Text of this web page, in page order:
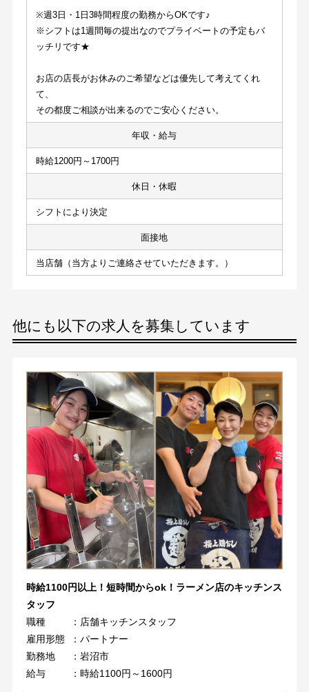
※週3日・1日3時間程度の勤務からOKです♪
※シフトは1週間毎の提出なのでプライベートの予定もバ
ッチリです★
お店の店長がお休みのご希望などは優先して考えてくれ
て、
その都度ご相談が出来るのでご安心ください。
年収・給与
時給1200円～1700円
休日・休暇
シフトにより決定
面接地
当店舗（当方よりご連絡させていただきます。）
他にも以下の求人を募集しています
時給1100円以上！短時間からok！ラーメン店のキッチンス
タッフ
職種
：店舗キッチンスタッフ
雇用形態
：パートナー
勤務地
：岩沼市
給与
：時給1100円～1600円